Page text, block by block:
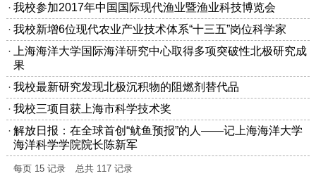
我校参加2017年中国国际现代渔业暨渔业科技博览会
我校新增6位现代农业产业技术体系“十三五”岗位科学家
上海海洋大学国际海洋研究中心取得多项突破性北极研究成
果
我校最新研究发现北极沉积物的阻燃剂替代品
我校三项目获上海市科学技术奖
解放日报：在全球首创“鱿鱼预报”的人——记上海海洋大学
海洋科学学院院长陈新军
每页 15 记录 总共 117 记录